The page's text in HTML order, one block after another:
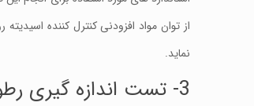
از توان مواد افزودنی کنترل کننده
نماید.
3- تست اندازه گیری رطوبت